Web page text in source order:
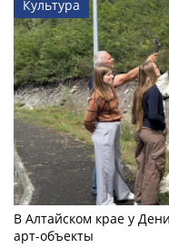
Культура
В Алтайском крае у
арт-объекты